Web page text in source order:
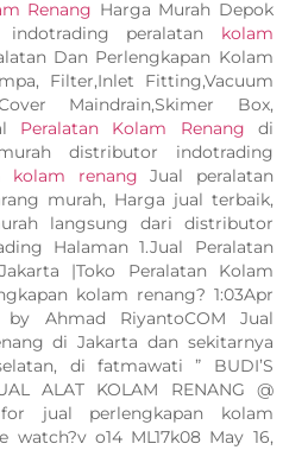
Renang Harga Murah Depok
indotrading peralatan kolam
Dan Perlengkapan Kolam
Filter,Inlet Fitting,Vacuum
Maindrain,Skimer Box,
Peralatan Kolam Renang di
distributor indotrading
kolam renang Jual peralatan
murah, Harga jual terbaik,
langsung dari distributor
Halaman 1.Jual Peralatan
|Toko Peralatan Kolam
kolam renang? 1:03Apr
by Ahmad RiyantoCOM Jual
di Jakarta dan sekitarnya
di fatmawati ” BUDI’S
ALAT KOLAM RENANG @
jual perlengkapan kolam
watch?v o14 ML17k08 May 16,